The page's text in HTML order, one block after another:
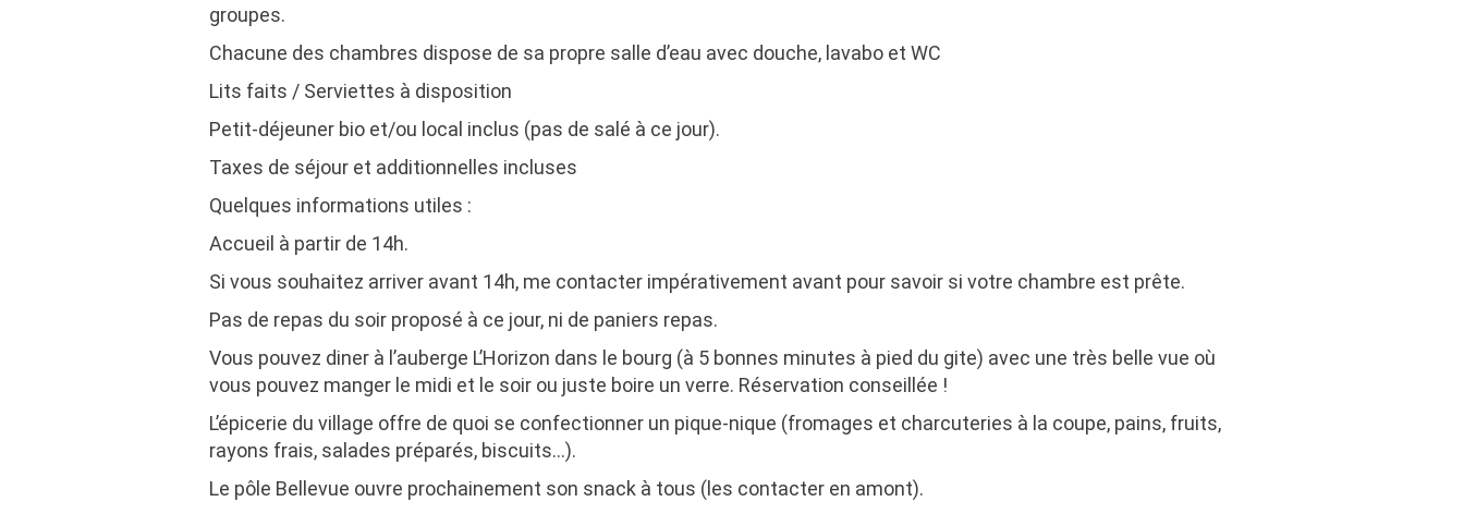
groupes.
Chacune des chambres dispose de sa propre salle d’eau avec douche, lavabo et WC
Lits faits / Serviettes à disposition
Petit-déjeuner bio et/ou local inclus (pas de salé à ce jour).
Taxes de séjour et additionnelles incluses
Quelques informations utiles :
Accueil à partir de 14h.
Si vous souhaitez arriver avant 14h, me contacter impérativement avant pour savoir si votre chambre est prête.
Pas de repas du soir proposé à ce jour, ni de paniers repas.
Vous pouvez diner à l’auberge L’Horizon dans le bourg (à 5 bonnes minutes à pied du gite) avec une très belle vue où
vous pouvez manger le midi et le soir ou juste boire un verre. Réservation conseillée !
L’épicerie du village offre de quoi se confectionner un pique-nique (fromages et charcuteries à la coupe, pains, fruits,
rayons frais, salades préparés, biscuits…).
Le pôle Bellevue ouvre prochainement son snack à tous (les contacter en amont).